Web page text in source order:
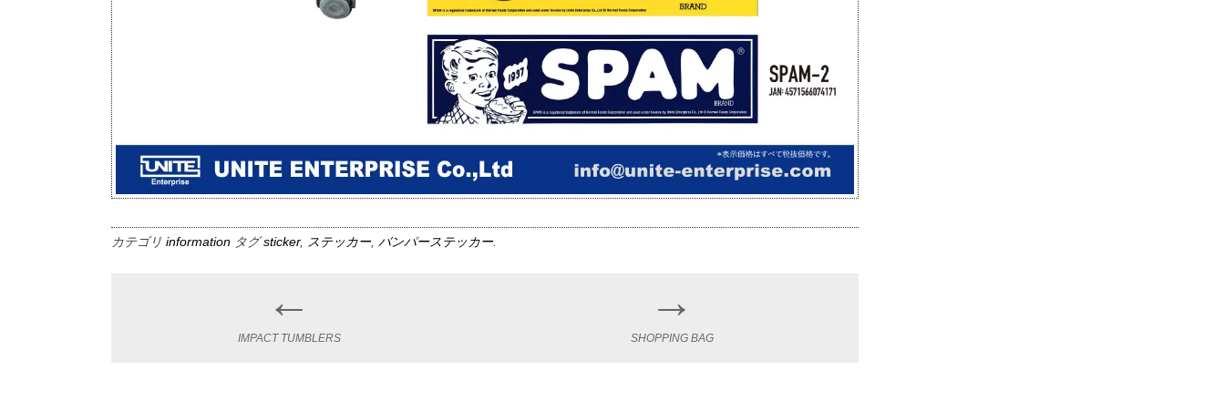
カテゴリ information タグsticker, ステッカー, バンパーステッカー.
navigation
←
IMPACT TUMBLERS
→
SHOPPING BAG